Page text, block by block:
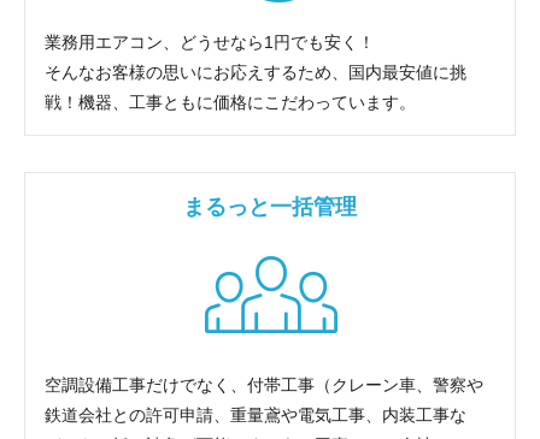
業務用エアコン、どうせなら1円でも安く！
そんなお客様の思いにお応えするため、国内最安値に挑
戦！機器、工事ともに価格にこだわっています。
まるっと一括管理
空調設備工事だけでなく、付帯工事（クレーン車、警察や
鉄道会社との許可申請、重量鳶や電気工事、内装工事な